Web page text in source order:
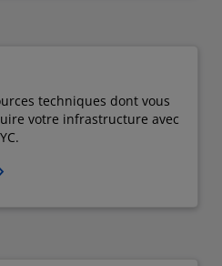
techniques dont vous
votre infrastructure avec